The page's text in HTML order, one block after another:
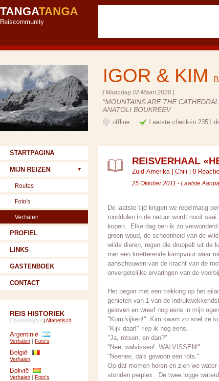
TANGATANGA
Reiscommunity
IGOR & KIM
[ Maandag 02 Maart 2020 ]
“MOUNTAINS ARE THE
ANATOLI BOUKREEV
offline Laatste check-in 2351
REISVERHAAL
Zuid-Amerika| Chili 0
25 Oktober 2011 - Laatste
De laatste tijd krijgen we regelmatig
ronddolen in de natuur wordt nooit
kopen. Elke dag ben ik zo
groen woud, de schoonheid van de
wilde dieren, regen die druppelt uit de
met een knetterende kampvuur waar
aanschouwen van de kracht van de
onvergetelijke ervaringen van de
Het begon met een trekking op het
genieten van 1 van de
geloven en wreef nog eens in mijn
"Kom kijken!" Kim kwam zo snel ze
"Kijk daar!" riep ik nog eens.
"Ja, rotsen, en dan?"
"Nee, walvissen! WALVISSEN!"
"Neenee, da's gewoon een rots."
Op dat momen horen en zien we
stonden perplex. De twee logge
STARTPAGINA
MIJN REIZEN
Routes
Foto's
Verhalen
PROFIEL
LINKS
GASTENBOEK
CONTACT
REIS HISTORIEK
Chronologisch|Alfabetisch
Argentinië
Verhalen | Foto's
België
Verhalen
Bolivië
Verhalen | Foto's